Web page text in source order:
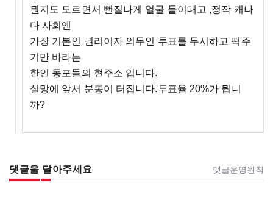
뭔지도 모르면서 뻔질나게 얼굴 들이대고 ,정작 캐나
다 사회엔
가장 기본인 권리이자 의무인 투표를 무시하고 떡주
기만 바라는
한인 동포들의 현주소 입니다.
실망에 앞서 분통이 터집니다.투표율 20%가 뭡니
까?
댓글을 달아주세요 댓글운영원칙